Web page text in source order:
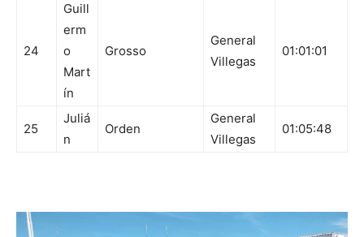
24
Guill
erm
o
Mart
ín
Grosso
General
Villegas
01:01:01
25
Juliá
n
Orden
General
Villegas
01:05:48